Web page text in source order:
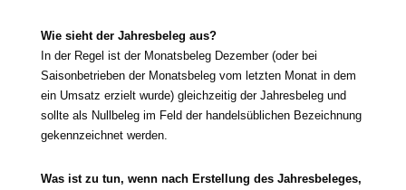
Wie sieht der Jahresbeleg aus?
In der Regel ist der Monatsbeleg Dezember (oder bei
Saisonbetrieben der Monatsbeleg vom letz­ten Monat in dem
ein Umsatz erzielt wur­de) gleich­zei­tig der Jahresbeleg und
soll­te als Nullbeleg im Feld der han­dels­üb­li­chen Bezeichnung
gekenn­zeich­net werden.
Was ist zu tun, wenn nach Erstellung des Jahresbeleges,